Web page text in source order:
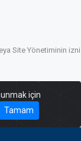
Site Yönetiminin izni
için
Tamam